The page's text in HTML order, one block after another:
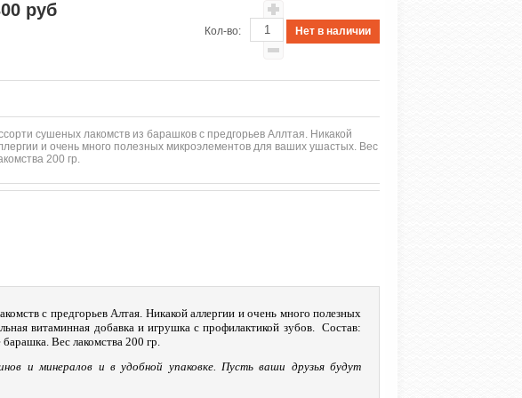
руб
Кол-во:
сушеных лакомств из барашков с предгорьев Аллтая. Никакой
и очень много полезных микроэлементов для ваших ушастых. Вес
200 гр.
с предгорьев Алтая. Никакой аллергии и очень много полезных
витаминная добавка и игрушка с профилактикой зубов. Состав:
Вес лакомства 200 гр.
и минералов и в удобной упаковке. Пусть ваши друзья будут